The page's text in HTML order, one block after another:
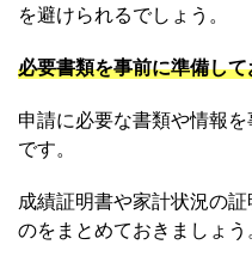
を避けられるでしょう。
必要書類を事前に準備して
申請に必要な書類や情報
です。
成績証明書や家計状況の
のをまとめておきましょう